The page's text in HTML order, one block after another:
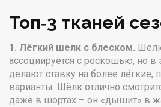
Топ‑3 тканей
1. Лёгкий шелк с блеском.
ассоциируется с роскошью, но в
делают ставку на более лёгкие,
варианты. Шёлк отлично
даже в шортах – он «дышит» в